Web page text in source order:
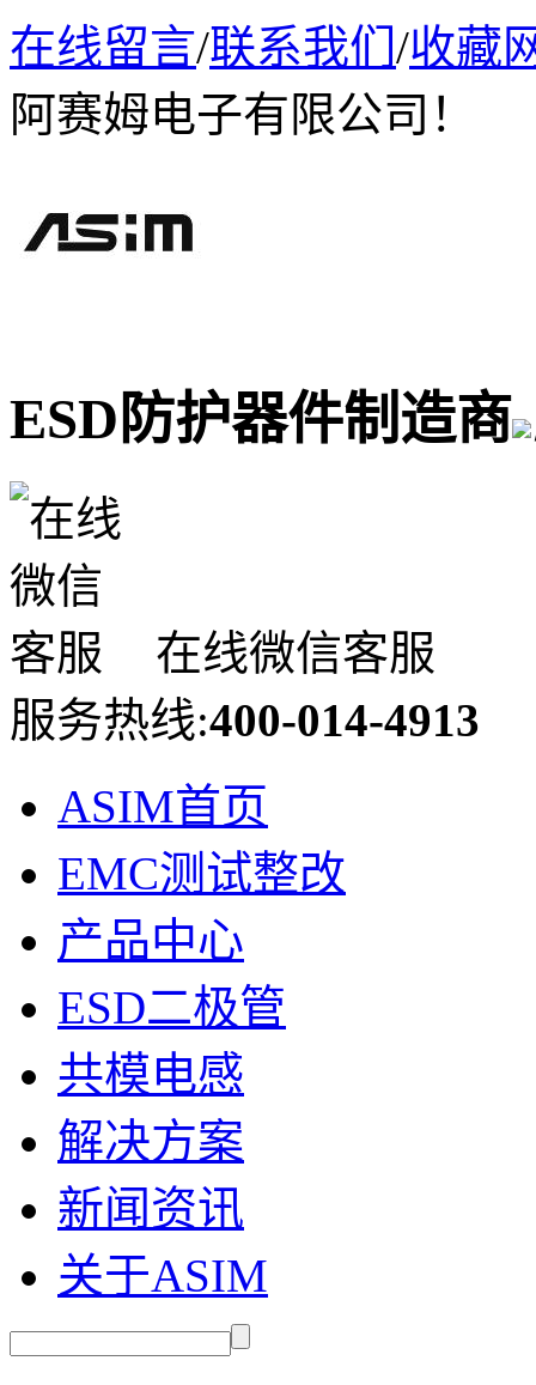
在线留言/联系我们 /收藏
阿赛姆电子有限公司！
ESD防护器件制造商
在线微信客服
服务热线:400-014-4913
ASIM首页
EMC测试整改
产品中心
ESD二极管
共模电感
解决方案
新闻资讯
关于ASIM